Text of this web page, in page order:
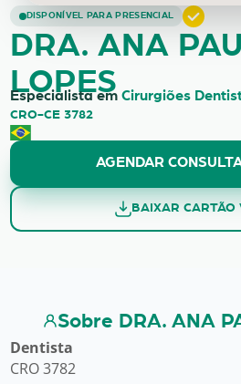
DISPONÍVEL PARA PRESENCIAL
DRA. ANA PAULA
DRA. ANA
LOPES
Especialista em Cirurgiões
CRO-CE 3782
AGENDAR
BAIXAR CARTÃO
Sobre DRA. ANA
Dentista
CRO 3782